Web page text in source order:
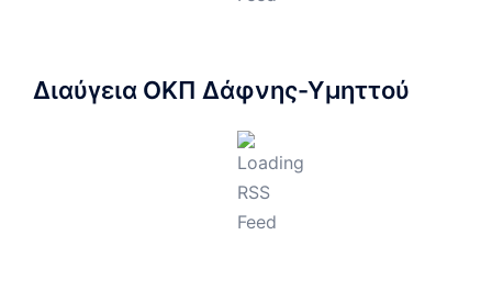
Διαύγεια ΟΚΠ Δάφνης-Υμηττού